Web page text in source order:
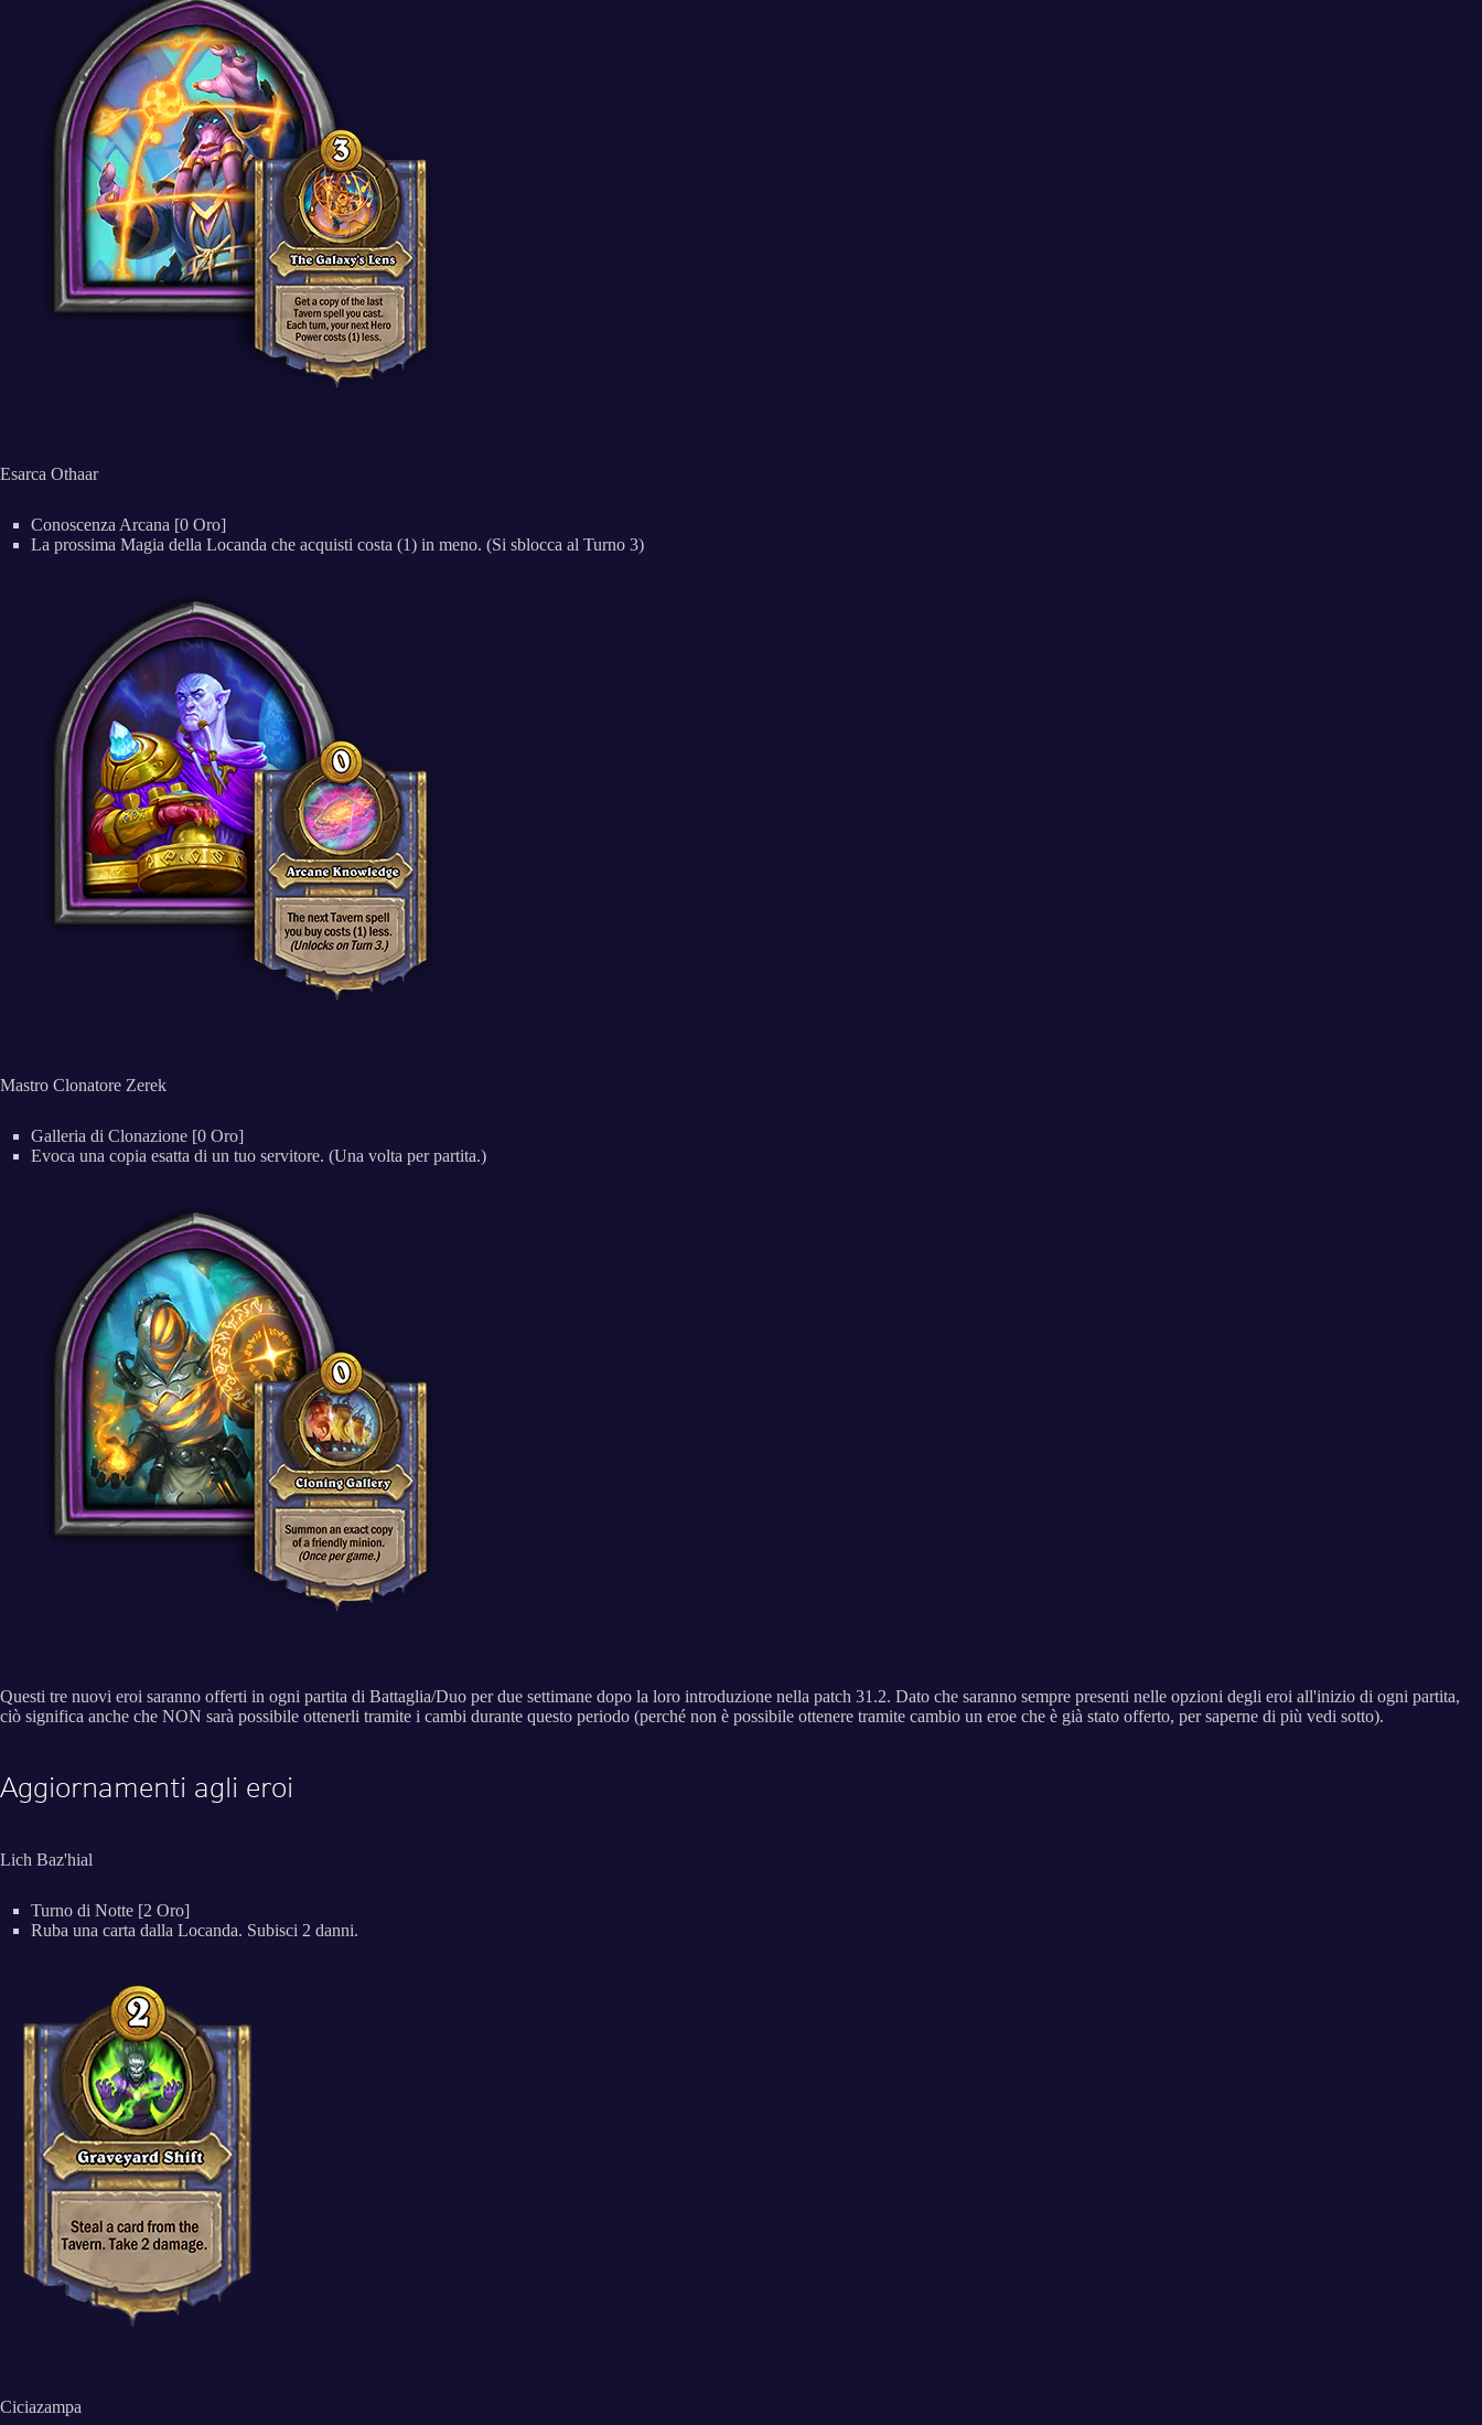
Esarca Othaar
Conoscenza Arcana [0 Oro]
La prossima Magia della Locanda che acquisti costa (1) in meno. (Si sblocca al Turno 3)
Mastro Clonatore Zerek
Galleria di Clonazione [0 Oro]
Evoca una copia esatta di un tuo servitore. (Una volta per partita.)
Questi tre nuovi eroi saranno offerti in ogni partita di Battaglia/Duo per due settimane dopo la loro introduzione nella patch 31.2. Dato che saranno sempre presenti nelle opzioni degli eroi all'inizio di ogni partita,
ciò significa anche che NON sarà possibile ottenerli tramite i cambi durante questo periodo (perché non è possibile ottenere tramite cambio un eroe che è già stato offerto, per saperne di più vedi sotto).
Aggiornamenti agli eroi
Lich Baz'hial
Turno di Notte [2 Oro]
Ruba una carta dalla Locanda. Subisci 2 danni.
Ciciazampa